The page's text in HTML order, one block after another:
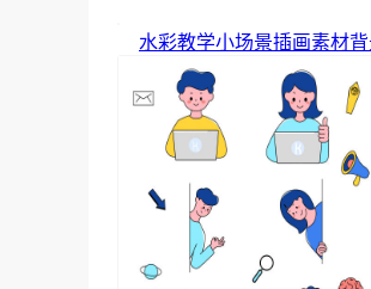
水彩教学小场景插画素材背